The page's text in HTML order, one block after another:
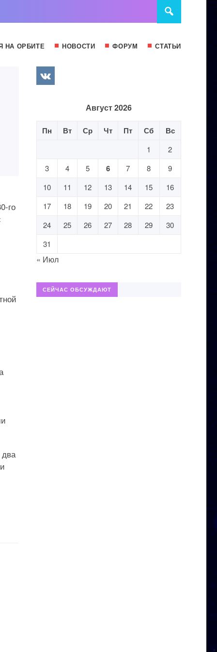
НА ОРБИТЕ НОВОСТИ ФОРУМ СТАТЬИ
го
Август 2026
Пн Вт Ср Чт Пт Сб Вс
1
2
3
4 5 6 7 8
9
10
11 12 13 14 15
16
17
18 19 20 21 22
23
24
25 26 27 28 29
30
31
« Июл
СЕЙЧАС ОБСУЖДАЮТ